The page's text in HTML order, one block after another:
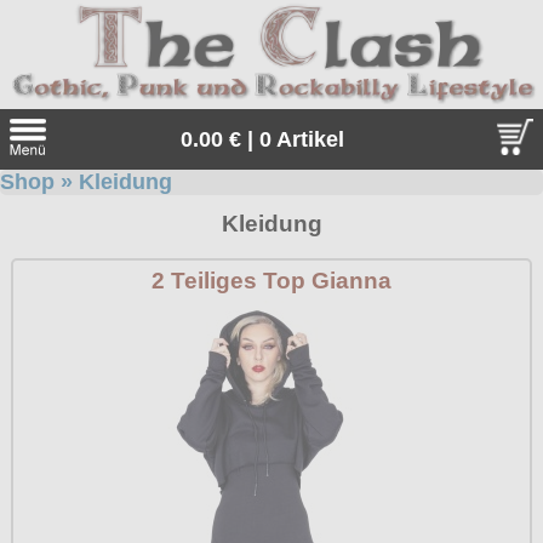
0.00 € | 0 Artikel
Angebote
Sonderangebote
Geschenketipps
Kleidung/Gothic
alle Artikel
Girlblusen
Punkrock
Shop » Kleidung
Kleidung
2 Teiliges Top Gianna